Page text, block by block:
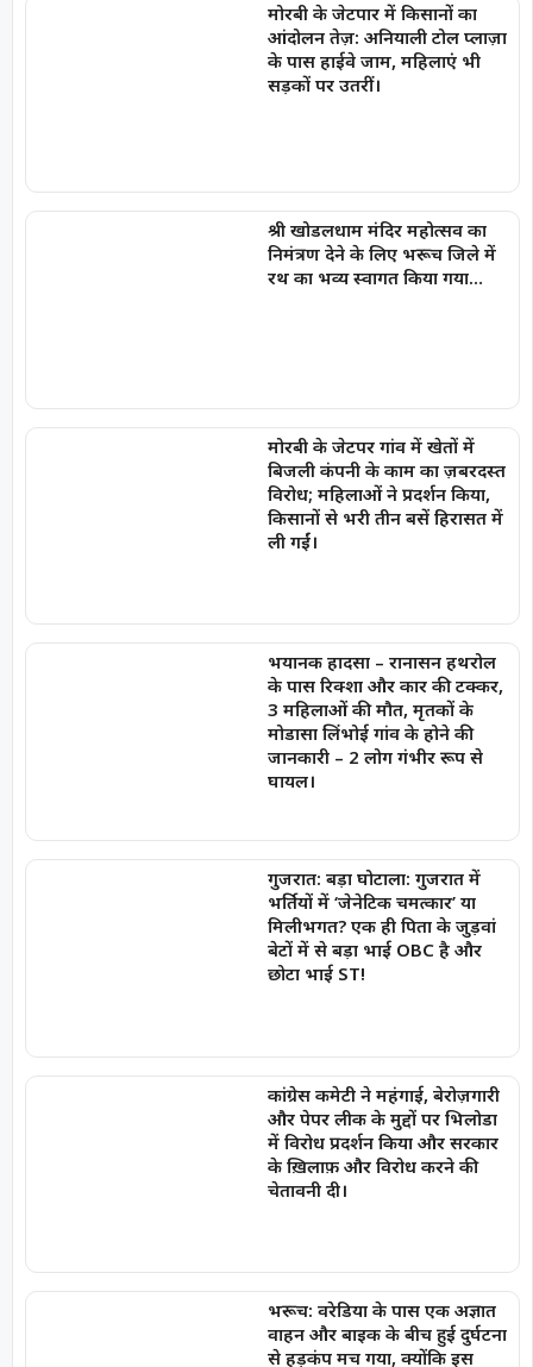
मोरबी के जेटपार में किसानों का
आंदोलन तेज़: अनियाली टोल प्लाज़ा
के पास हाईवे जाम, महिलाएं भी
सड़कों पर उतरीं।
श्री खोडलधाम मंदिर महोत्सव का
निमंत्रण देने के लिए भरूच जिले में
रथ का भव्य स्वागत किया गया…
मोरबी के जेटपर गांव में खेतों में
बिजली कंपनी के काम का ज़बरदस्त
विरोध; महिलाओं ने प्रदर्शन किया,
किसानों से भरी तीन बसें हिरासत में
ली गईं।
भयानक हादसा – रानासन हथरोल
के पास रिक्शा और कार की टक्कर,
3 महिलाओं की मौत, मृतकों के
मोडासा लिंभोई गांव के होने की
जानकारी – 2 लोग गंभीर रूप से
घायल।
गुजरात: बड़ा घोटाला: गुजरात में
भर्तियों में ‘जेनेटिक चमत्कार’ या
मिलीभगत? एक ही पिता के जुड़वां
बेटों में से बड़ा भाई OBC है और
छोटा भाई ST!
कांग्रेस कमेटी ने महंगाई, बेरोज़गारी
और पेपर लीक के मुद्दों पर भिलोडा
में विरोध प्रदर्शन किया और सरकार
के ख़िलाफ़ और विरोध करने की
चेतावनी दी।
भरूच: वरेडिया के पास एक अज्ञात
वाहन और बाइक के बीच हुई दुर्घटना
से हड़कंप मच गया, क्योंकि इस